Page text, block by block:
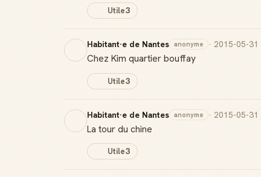
Utile3
Habitant·e de Nantes anonyme · 2015-05-31
Chez Kim quartier bouffay
Utile3
Habitant·e de Nantes anonyme · 2015-05-31
La tour du chine
Utile3